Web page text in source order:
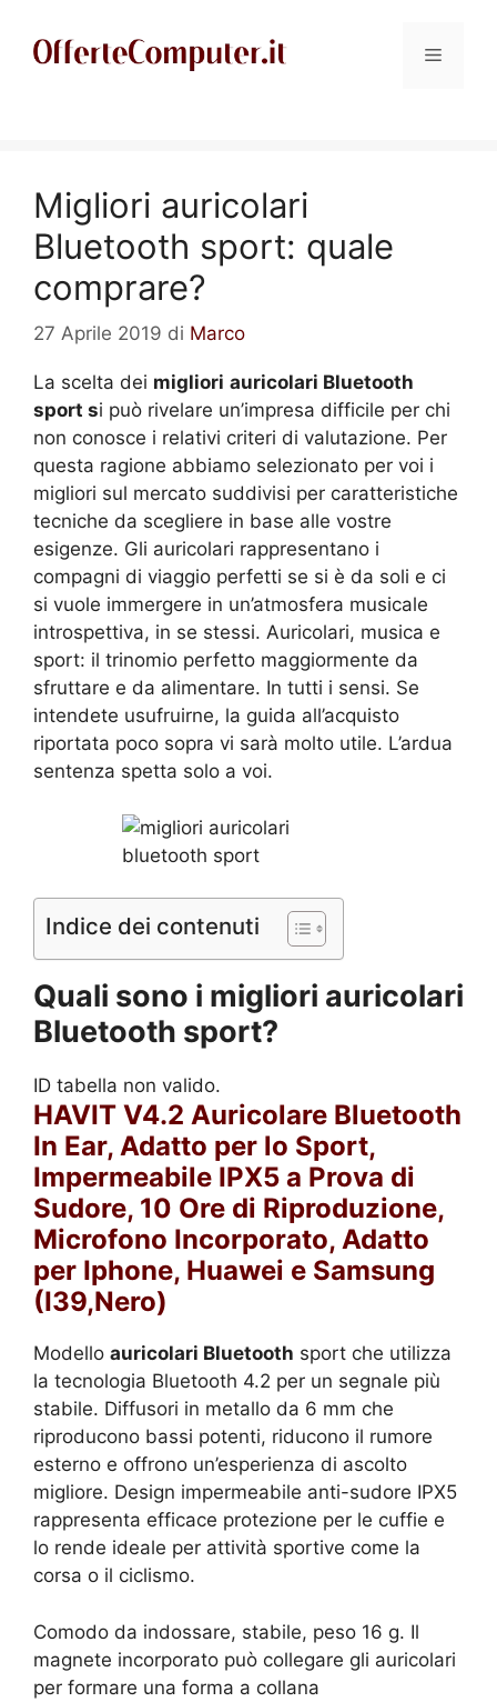
contenuto
Menu
Migliori auricolari
Bluetooth sport: quale
comprare?
27 Aprile 2019 di Marco
La scelta dei migliori auricolari Bluetooth
sport si può rivelare un’impresa difficile per chi
non conosce i relativi criteri di valutazione. Per
questa ragione abbiamo selezionato per voi i
migliori sul mercato suddivisi per caratteristiche
tecniche da scegliere in base alle vostre
esigenze. Gli auricolari rappresentano i
compagni di viaggio perfetti se si è da soli e ci
si vuole immergere in un’atmosfera musicale
introspettiva, in se stessi. Auricolari, musica e
sport: il trinomio perfetto maggiormente da
sfruttare e da alimentare. In tutti i sensi. Se
intendete usufruirne, la guida all’acquisto
riportata poco sopra vi sarà molto utile. L’ardua
sentenza spetta solo a voi.
Indice dei contenuti
Quali sono i migliori auricolari
Bluetooth sport?
ID tabella non valido.
HAVIT V4.2 Auricolare Bluetooth
In Ear, Adatto per lo Sport,
Impermeabile IPX5 a Prova di
Sudore, 10 Ore di Riproduzione,
Microfono Incorporato, Adatto
per Iphone, Huawei e Samsung
(I39,Nero)
Modello auricolari Bluetooth sport che utilizza
la tecnologia Bluetooth 4.2 per un segnale più
stabile. Diffusori in metallo da 6 mm che
riproducono bassi potenti, riducono il rumore
esterno e offrono un’esperienza di ascolto
migliore. Design impermeabile anti-sudore IPX5
rappresenta efficace protezione per le cuffie e
lo rende ideale per attività sportive come la
corsa o il ciclismo.
Comodo da indossare, stabile, peso 16 g. Il
magnete incorporato può collegare gli auricolari
per formare una forma a collana